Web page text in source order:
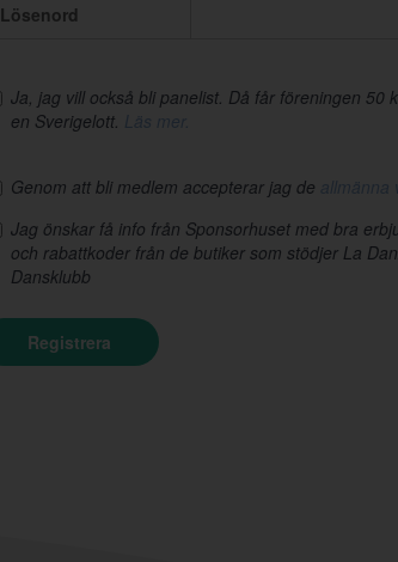
Lösenord
Ja, jag vill också bli panelist. Då får föreningen 50
en Sverigelott. Läs mer.
Genom att bli medlem accepterar jag de allmänna
Jag önskar få info från Sponsorhuset med bra
och rabattkoder från de butiker som stödjer La
Dansklubb
Registrera